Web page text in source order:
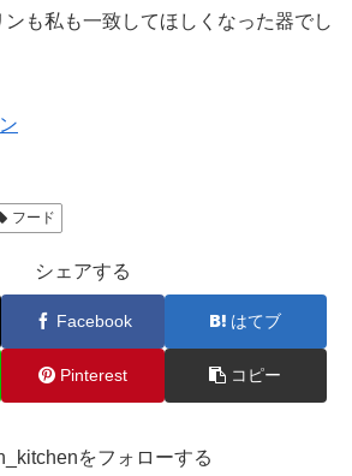
も私も一致してほしくなった器でし
フード
シェアする
Facebook はてブ
Pinterest コピー
をフォローする